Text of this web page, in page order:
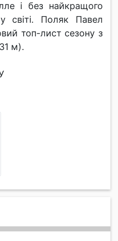
і без найкращого
світі. Поляк Павел
топ-лист сезону з
м).